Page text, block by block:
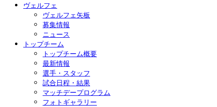
ヴェルフェ
ヴェルフェ矢板
募集情報
ニュース
トップチーム
トップチーム概要
最新情報
選手・スタッフ
試合日程・結果
マッチデープログラム
フォトギャラリー